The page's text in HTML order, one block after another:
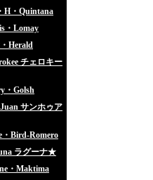
H・Quintana
・Lomay
Herald
チェロキー
Golsh
サンホゥア
Bird-Romero
ラグーナ★
・Maktima